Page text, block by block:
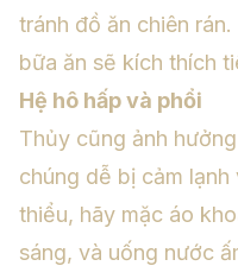
tránh đồ ăn chiên
bữa ăn sẽ kích thích
Hệ hô hấp và phổi
Thủy cũng ảnh
chúng dễ bị cảm
thiểu, hãy mặc áo
sáng, và uống nước